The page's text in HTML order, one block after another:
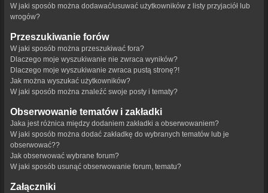
W jaki sposób można dodawać/usuwać użytkowników z listy przyjaciół lub
wrogów?
Przeszukiwanie forów
W jaki sposób można przeszukiwać fora?
Dlaczego moje wyszukiwanie nie zwraca wyników?
Dlaczego moje wyszukiwanie zwraca pustą stronę?!
Jak można wyszukać użytkowników?
W jaki sposób można znaleźć swoje posty i tematy?
Obserwowanie tematów i zakładki
Jaka jest różnica między dodaniem zakładki a obserwowaniem?
W jaki sposób można dodać zakładkę do wybranych tematów lub je
obserwować??
Jak obserwować wybrane forum?
W jaki sposób usunąć obserwowanie forum, tematu?
Załączniki